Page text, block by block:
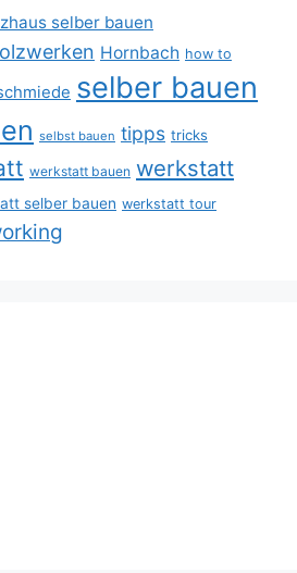
selber bauen
Hornbach how to
selber bauen
selbst bauen tipps tricks
werkstatt bauen werkstatt
selber bauen werkstatt tour